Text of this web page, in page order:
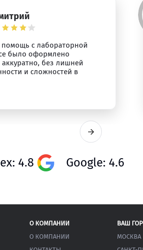
помощь с лабораторной
было оформлено
аккуратно, без лишней
и сложностей в
4.8 Google: 4.6
О КОМПАНИИ
О КОМПАНИИ
ВАШ
МОСКВА